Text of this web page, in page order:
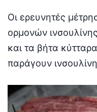
Οι ερευνητές
ορμονών
και τα βήτα
παράγουν